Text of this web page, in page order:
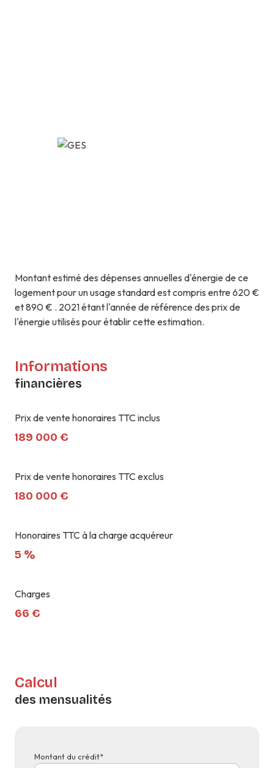
Montant estimé des dépenses annuelles d'énergie de ce
logement pour un usage standard est compris entre 620 €
et 890 € . 2021 étant l'année de référence des prix de
l'énergie utilisés pour établir cette estimation.
Informations
financières
Prix de vente honoraires TTC inclus
189 000 €
Prix de vente honoraires TTC exclus
180 000 €
Honoraires TTC à la charge acquéreur
5 %
Charges
66 €
Calcul
des mensualités
Montant du crédit*